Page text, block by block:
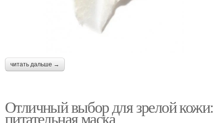
читать дальше →
Отличный выбор для зрелой кожи:
питательная маска